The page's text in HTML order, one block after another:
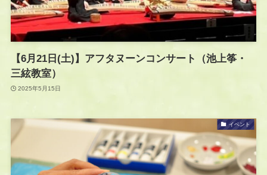
【6月21日(土)】アフタヌーンコンサート（池上筝・
三絃教室）
2025年5月15日
イベント